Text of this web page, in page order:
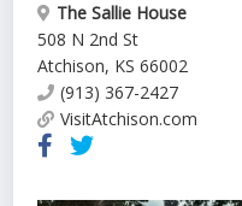
The Sallie House
508 N 2nd St
Atchison, KS 66002
(913) 367-2427
VisitAtchison.com